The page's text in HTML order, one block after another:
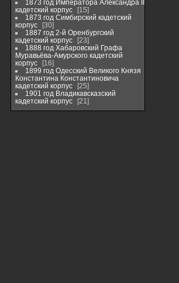
1873 год Императора Александра II
кадетский корпус
15
1873 год Симбирский кадетский
корпус
30
1887 год 2-й Оренбургский
кадетский корпус
23
1888 год Хабаровский Графа
Муравьёва-Амурского кадетский
корпус
16
1899 год Одесский Великого Князя
Константина Константиновича
кадетский корпус
25
1901 год Владикавсказский
кадетский корпус
21